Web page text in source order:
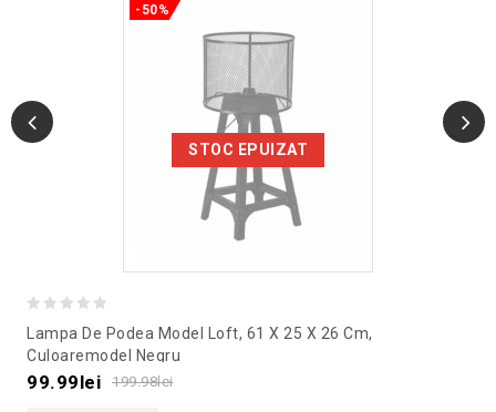
STOC EPUIZAT
-50%
out
of
Lampa De Podea Model Loft, 61 X 25 X 26 Cm,
Culoaremodel Negru
199.98lei
99.99lei